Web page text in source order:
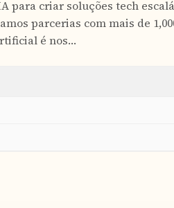
para criar soluções tech
parcerias com mais de
é nos…